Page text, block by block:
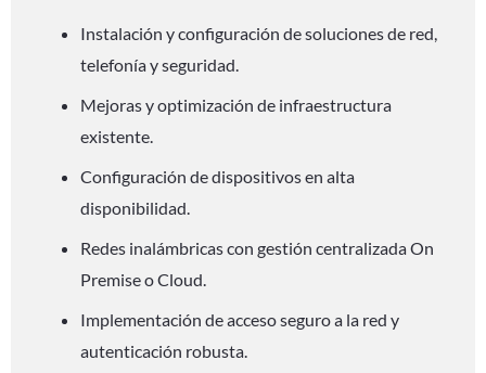
Instalación y configuración de soluciones de red,
telefonía y seguridad.
Mejoras y optimización de infraestructura
existente.
Configuración de dispositivos en alta
disponibilidad.
Redes inalámbricas con gestión centralizada On
Premise o Cloud.
Implementación de acceso seguro a la red y
autenticación robusta.